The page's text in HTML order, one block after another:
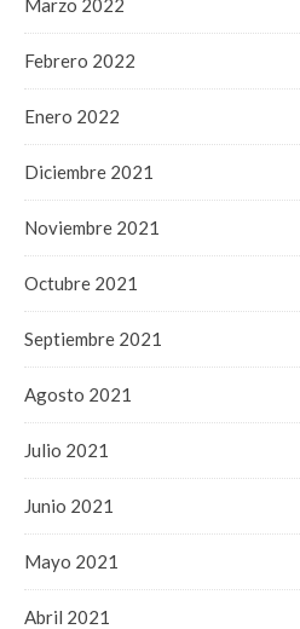
Marzo 2022
Febrero 2022
Enero 2022
Diciembre 2021
Noviembre 2021
Octubre 2021
Septiembre 2021
Agosto 2021
Julio 2021
Junio 2021
Mayo 2021
Abril 2021